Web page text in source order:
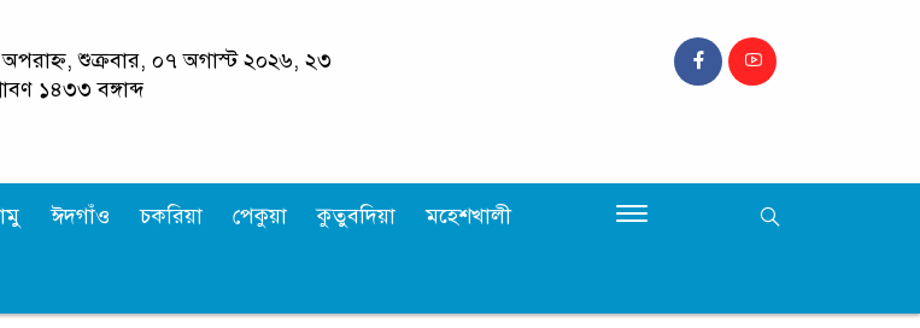
শুক্রবার, ০৭ অগাস্ট ২০২৬, ২৩
১৪৩৩ বঙ্গাব্দ
ঈদগাঁও চকরিয়া পেকুয়া কুতুবদিয়া মহেশখালী